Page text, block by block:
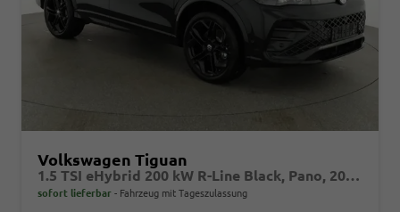
Volkswagen Tiguan
1.5 TSI eHybrid 200 kW R-Line Black, Pano, 20-Zoll, AHK, AreaView
sofort lieferbar Fahrzeug mit Tageszulassung